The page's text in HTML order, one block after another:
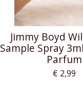
Jimmy Boyd
Sample Spray
Parfum
€ 2,99